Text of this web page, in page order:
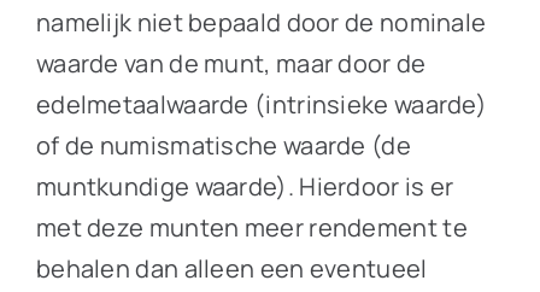
namelijk niet bepaald door de nominale
waarde van de munt, maar door de
edelmetaalwaarde (intrinsieke waarde)
of de numismatische waarde (de
muntkundige waarde). Hierdoor is er
met deze munten meer rendement te
behalen dan alleen een eventueel